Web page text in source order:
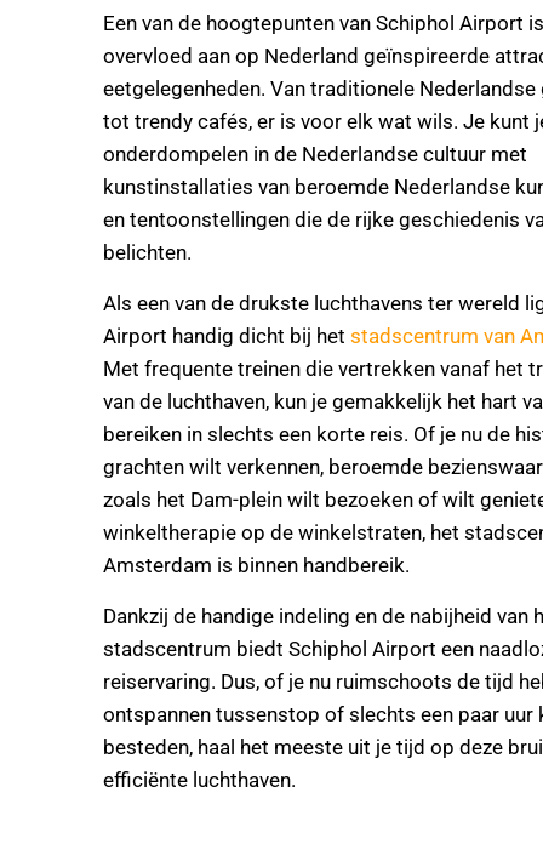
Een van de hoogtepunten van Schiphol Airport
overvloed aan op Nederland geïnspireerde
eetgelegenheden. Van traditionele Nederlandse
tot trendy cafés, er is voor elk wat wils. Je kunt
onderdompelen in de Nederlandse cultuur met
kunstinstallaties van beroemde Nederlandse
en tentoonstellingen die de rijke geschiedenis
belichten.
Als een van de drukste luchthavens ter wereld
Airport handig dicht bij het stadscentrum van
Met frequente treinen die vertrekken vanaf het
van de luchthaven, kun je gemakkelijk het hart
bereiken in slechts een korte reis. Of je nu de
grachten wilt verkennen, beroemde
zoals het Dam-plein wilt bezoeken of wilt
winkeltherapie op de winkelstraten, het
Amsterdam is binnen handbereik.
Dankzij de handige indeling en de nabijheid van
stadscentrum biedt Schiphol Airport een
reiservaring. Dus, of je nu ruimschoots de tijd
ontspannen tussenstop of slechts een paar uur
besteden, haal het meeste uit je tijd op deze
efficiënte luchthaven.